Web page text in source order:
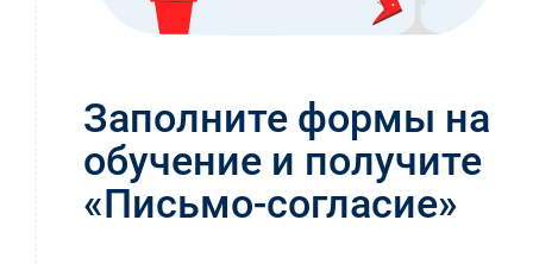
Заполните формы на
обучение и получите
«Письмо-согласие»